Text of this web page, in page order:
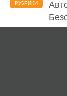
РУБРИКИ